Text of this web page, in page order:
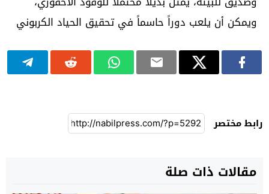
ويمكن أن يلعب دوراً حاسماً في تحقيق الحياد الكربوني
رابط مختصر
مقالات ذات صلة